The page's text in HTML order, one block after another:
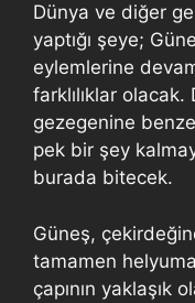
Dünya ve diğer
yaptığı şeye;
eylemlerine
farklılıklar
gezegenine
pek bir şey
burada bitecek.
Güneş,
tamamen
çapının yaklaşık